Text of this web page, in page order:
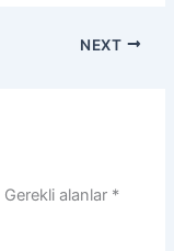
NEXT
Gerekli alanlar *